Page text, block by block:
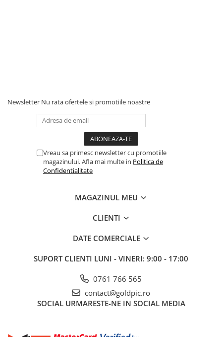
Newsletter Nu rata ofertele si promotiile noastre
Vreau sa primesc newsletter cu promotiile
magazinului. Afla mai multe in Politica de
Confidentialitate
MAGAZINUL MEU
CLIENTI
DATE COMERCIALE
SUPORT CLIENTI LUNI - VINERI: 9:00 - 17:00
0761 766 565
contact@goldpic.ro
SOCIAL URMARESTE-NE IN SOCIAL MEDIA